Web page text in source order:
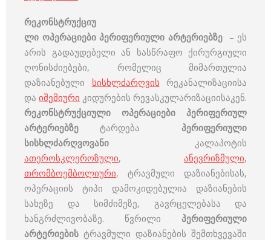
რეკონსტრუქციუ
ლი ოპერაციები პერიფერიული არტერიებზე– ეს
არის გადაუდებელი ან სასწრაფო ქირურგიული
ღონისძიებები, რომელიც მიმართულია
დაზიანებული სისხლძარღვის რეკანალიზაციისა
და იშემიური კიდურების რევასკულარიზაციისაკენ.
რეკონსტრუქციული ოპერაციები პერიფერიულ
არტერიებზე ტარდება პერიფერიული
სისხლძარღვოვანი კალაპოტის
ათეროსკლეროზული, ანევრიზმული,
თრომბოემბოლიური, ტრავმული დაზიანებისას,
ოპერაციის ტიპი დამოკიდებულია დაზიანების
სახეზე და სიმძიმეზე, გავრცელებასა და
ხანგრძლივობაზე. წვრილი პერიფერიული
არტერიების ტრავმული დაზიანების შემთხვევაში